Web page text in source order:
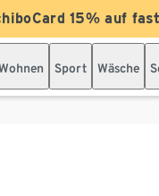
15% auf
Sport Wäsche